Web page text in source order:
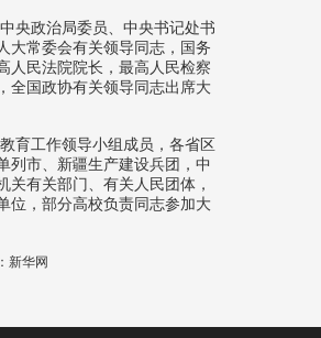
央政治局委员、中央书记处书
大常委会有关领导同志，国务
人民法院院长，最高人民检察
全国政协有关领导同志出席大
育工作领导小组成员，各省区
列市、新疆生产建设兵团，中
关有关部门、有关人民团体，
位，部分高校负责同志参加大
新华网